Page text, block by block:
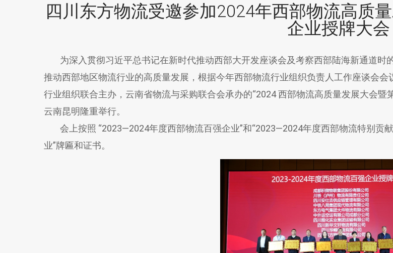
四川东方物流受邀参加2024年西部物流高质
企业授牌大会
为深入贯彻习近平总书记在新时代推动西部大开发座谈会及考察西部陆海新通道时
推动西部地区物流行业的高质量发展，根据今年西部物流行业组织负责人工作座谈会
行业组织联合主办，云南省物流与采购联合会承办的“2024 西部物流高质量发展大会暨
云南昆明隆重举行。
会上按照 “2023—2024年度西部物流百强企业”和“2023—2024年度西部物流特别贡
业”牌匾和证书。